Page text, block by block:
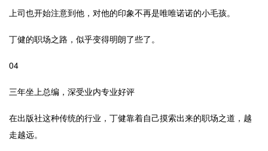
上司也开始注意到他，对他的印象不再是唯唯诺诺的小毛孩。
丁健的职场之路，似乎变得明朗了些了。
04
三年坐上总编，深受业内专业好评
在出版社这种传统的行业，丁健靠着自己摸索出来的职场之道，越
走越远。